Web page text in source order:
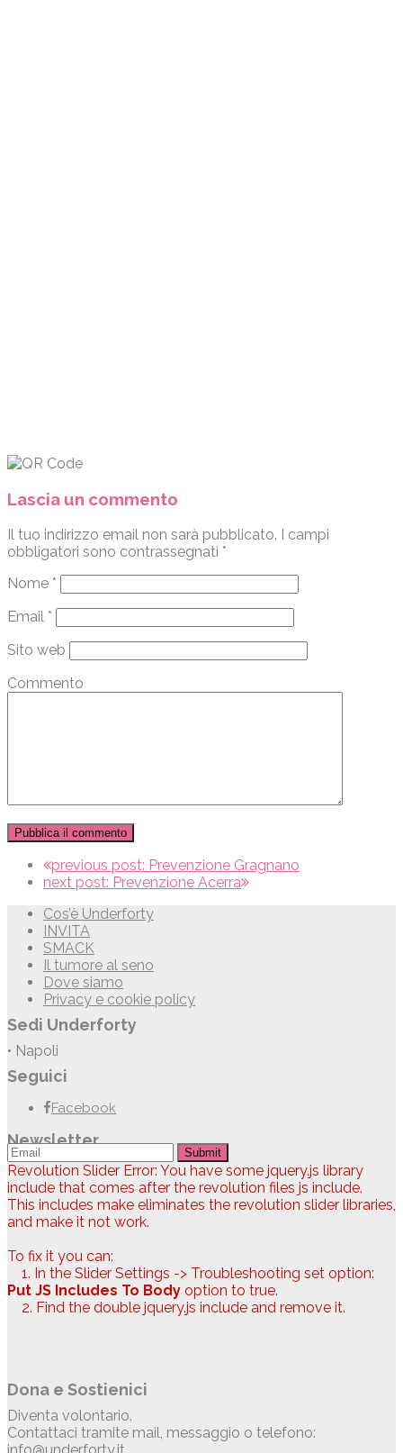
Lascia un commento
Il tuo indirizzo email non sarà pubblicato. I campi
obbligatori sono contrassegnati *
Nome *
Email *
Sito web
Commento
previous post: Prevenzione Gragnano
next post: Prevenzione Acerra
Cos’è Underforty
INVITA
SMACK
Il tumore al seno
Dove siamo
Privacy e cookie policy
Sedi Underforty
• Napoli
Seguici
Facebook
Newsletter
Submit
Revolution Slider Error: You have some jquery.js library
include that comes after the revolution files js include.
This includes make eliminates the revolution slider libraries,
and make it not work.
To fix it you can:
1. In the Slider Settings -> Troubleshooting set option:
Put JS Includes To Body option to true.
2. Find the double jquery.js include and remove it.
Dona e Sostienici
Diventa volontario.
Contattaci tramite mail, messaggio o telefono:
info@underforty.it